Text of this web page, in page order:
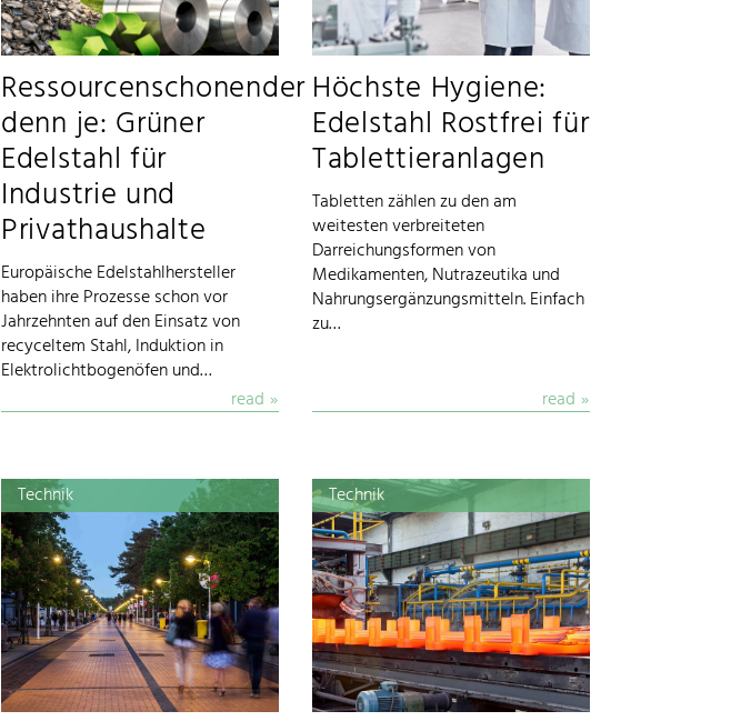
Ressourcenschonender
denn je: Grüner
Edelstahl für
Industrie und
Privathaushalte
Europäische Edelstahlhersteller
haben ihre Prozesse schon vor
Jahrzehnten auf den Einsatz von
recyceltem Stahl, Induktion in
Elektrolichtbogenöfen und…
read
Höchste Hygiene:
Edelstahl Rostfrei für
Tablettieranlagen
Tabletten zählen zu den am
weitesten verbreiteten
Darreichungsformen von
Medikamenten, Nutrazeutika und
Nahrungsergänzungsmitteln. Einfach
zu…
read
Technik Technik